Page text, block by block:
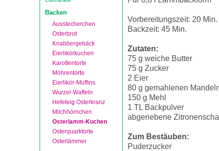
Backen
Ausstecherchen
Osterbrot
Knabbergebäck
Eierlikörkuchen
Karottentorte
Möhrentorte
Eierlikör-Muffins
Wurzel-Waffeln
Hefeteig Osterkranz
Milchhörnchen
Osterlamm-Kuchen
Osterquarktorte
Osterlämmer
Vorbereitungszeit: 20 Min.
Backzeit: 45 Min.
Zutaten:
75 g weiche Butter
75 g Zucker
2 Eier
80 g gemahlenen
150 g Mehl
1 TL Backpulver
abgeriebene
Zum Bestäuben:
Puderzucker